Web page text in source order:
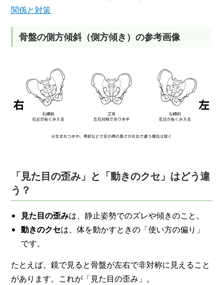
関係と対策
骨盤の側方傾斜（側方傾き）の参考画像
「見た目の歪み」と「動きのクセ」はどう違
う？
見た目の歪みは、静止姿勢でのズレや傾きのこと。
動きのクセは、体を動かすときの「使い方の偏り」
です。
たとえば、鏡で見ると骨盤が左右で非対称に見えること
があります。これが「見た目の歪み」。